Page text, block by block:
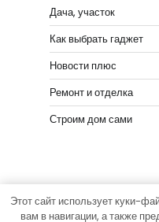
Дача, участок
Как выбрать гаджет
Новости плюс
Ремонт и отделка
Строим дом сами
Copyright © 2026
Этот сайт использует куки-
вам в навигации, а также